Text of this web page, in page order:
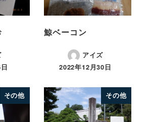
鯨ベーコン
アイズ
2022年12月30日
その他 その他